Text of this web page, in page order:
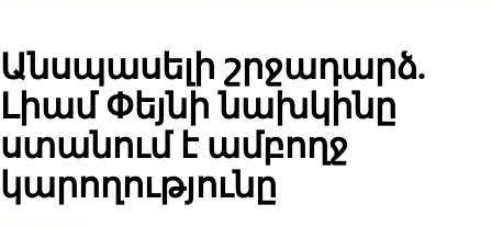
Անսպասելի շրջադարձ.
Լիամ Փեյնի նախկինը
ստանում է ամբողջ
կարողությունը